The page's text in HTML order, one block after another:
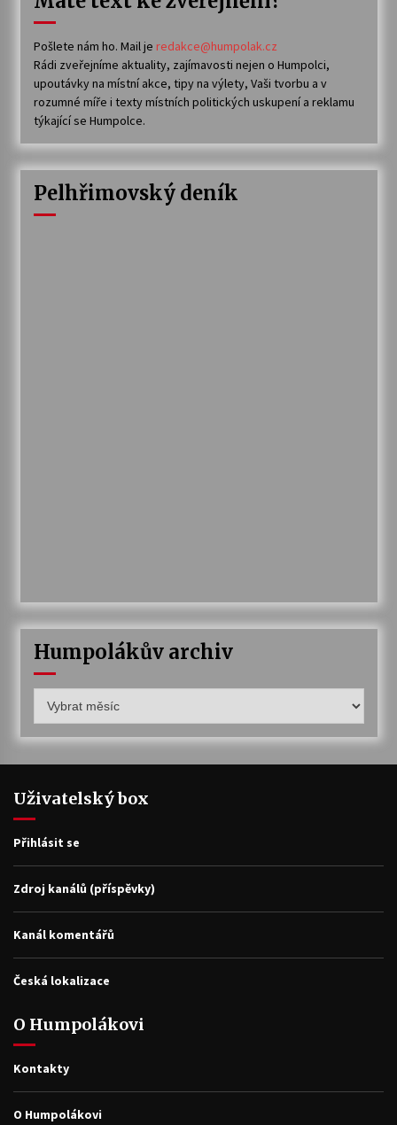
Pošlete nám ho. Mail je redakce@humpolak.cz
Rádi zveřejníme aktuality, zajímavosti nejen o Humpolci,
upoutávky na místní akce, tipy na výlety, Vaši tvorbu a v
rozumné míře i texty místních politických uskupení a reklamu
týkající se Humpolce.
Pelhřimovský deník
Humpolákův archiv
archiv
Uživatelský box
Přihlásit se
Zdroj kanálů (příspěvky)
Kanál komentářů
Česká lokalizace
O Humpolákovi
Kontakty
O Humpolákovi